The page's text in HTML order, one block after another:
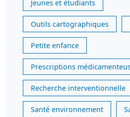
Jeunes et étudiants
Outils cartographiques
Petite enfance
Prescriptions
Recherche interventionnelle
Santé environnement